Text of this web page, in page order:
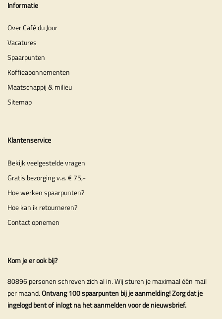
Informatie
Over Café du Jour
Vacatures
Spaarpunten
Koffieabonnementen
Maatschappij & milieu
Sitemap
Klantenservice
Bekijk veelgestelde vragen
Gratis bezorging v.a. € 75,-
Hoe werken spaarpunten?
Hoe kan ik retourneren?
Contact opnemen
Kom je er ook bij?
80896 personen schreven zich al in. Wij sturen je maximaal één mail
per maand.Ontvang 100 spaarpunten bij je aanmelding! Zorg dat je
ingelogd bent of inlogt na het aanmelden voor de nieuwsbrief.